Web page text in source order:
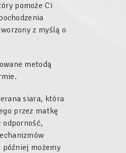
pomoże Ci
z myślą o
metodą
siara, która
przez matkę
możemy